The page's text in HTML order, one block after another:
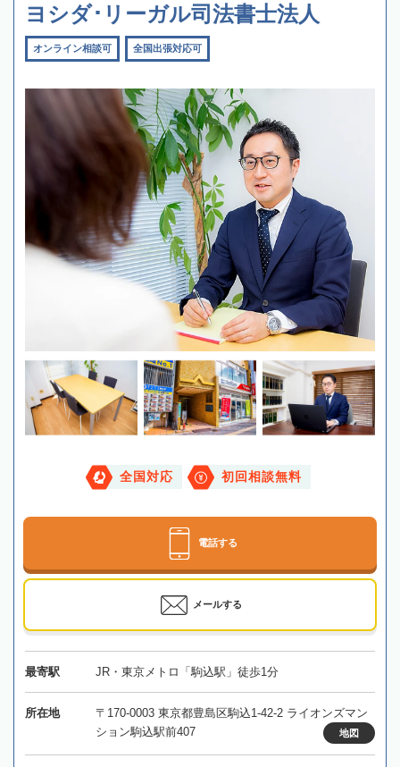
ヨシダ･リーガル司法書士法人
オンライン相談可 全国出張対応可
全国対応 初回相談無料
電話する
メールする
最寄駅 JR・東京メトロ「駒込駅」徒歩1分
所在地
〒170-0003 東京都豊島区駒込1-42-2 ライオンズマン
ション駒込駅前407
地図